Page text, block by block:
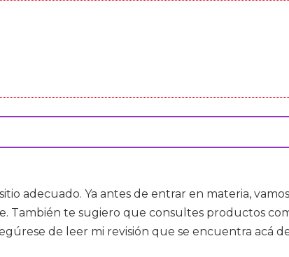
adecuado. Ya antes de entrar en materia,
También te sugiero que consultes productos
de leer mi revisión que se encuentra acá